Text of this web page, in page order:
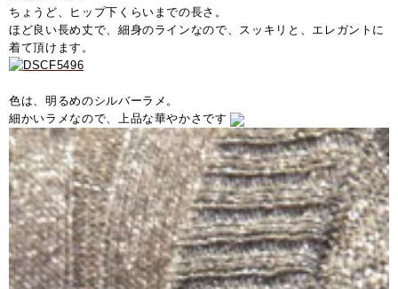
ちょうど、ヒップ下くらいまでの長さ。
ほど良い長め丈で、細身のラインなので、スッキリと、エレガントに
着て頂けます。
色は、明るめのシルバーラメ。
細かいラメなので、上品な華やかさです